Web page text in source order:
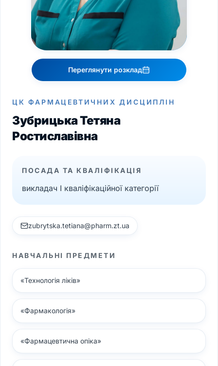
Переглянути розклад
ЦК ФАРМАЦЕВТИЧНИХ ДИСЦИПЛІН
Зубрицька Тетяна
Ростиславівна
ПОСАДА ТА КВАЛІФІКАЦІЯ
викладач І кваліфікаційної категорії
zubrytska.tetiana@pharm.zt.ua
НАВЧАЛЬНІ ПРЕДМЕТИ
«Технологія ліків»
«Фармакологія»
«Фармацевтична опіка»